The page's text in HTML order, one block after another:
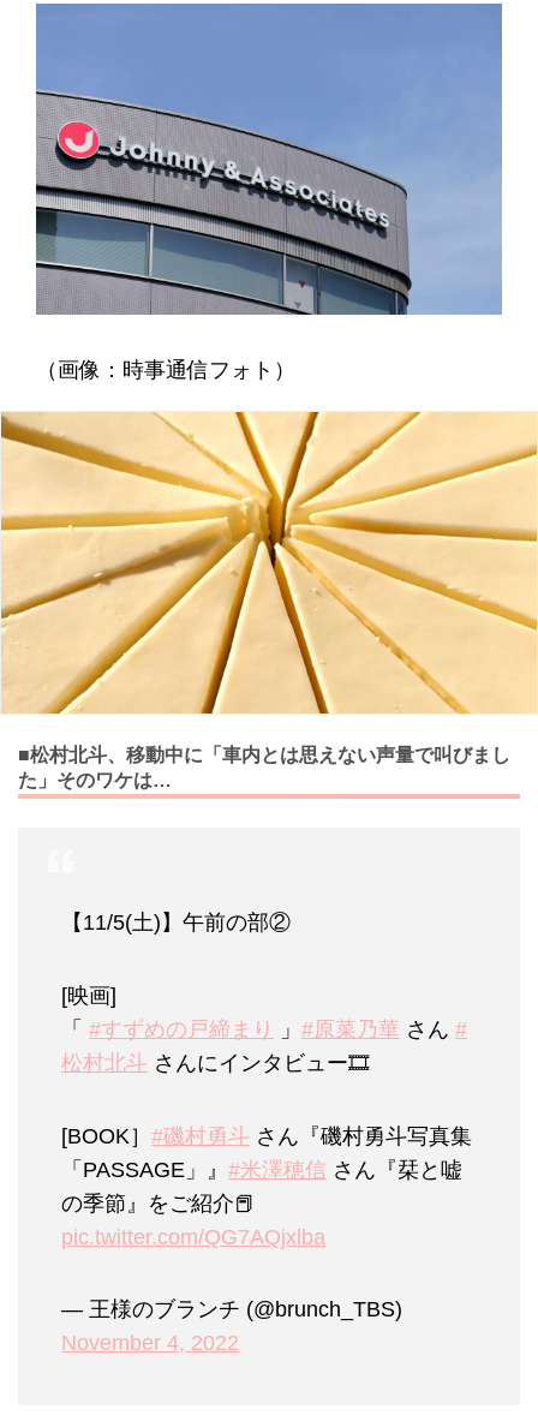
（画像：時事通信フォト）
■松村北斗、移動中に「車内とは思えない声量で叫びまし
た」そのワケは…
【11/5(土)】午前の部②
[映画]
「 #すずめの戸締まり 」 #原菜乃華 さん #
松村北斗 さんにインタビュー🎞
[BOOK］ #磯村勇斗 さん『磯村勇斗写真集
「PASSAGE」』 #米澤穂信 さん『栞と嘘
の季節』をご紹介📕
pic.twitter.com/QG7AQjxlba
— 王様のブランチ (@brunch_TBS)
November 4, 2022